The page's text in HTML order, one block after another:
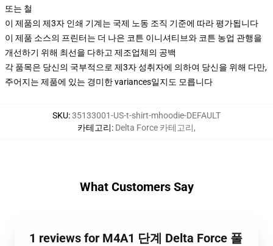
또는 철
이 제품의 제3자 인쇄 기계는 국제 노동 조직 기준에 따라 평가됩니다
이 제품 소스의 프린터는 더 나은 코튼 이니셔티브와 코튼 농업 관행을
개선하기 위해 최선을 다하고 제조업체의 공백
각 품목은 당신의 국부적으로 제3자 성취자에 의하여 당신을 위해 다만,
주어지는 제품에 있는 경미한 variances일지도 모릅니다
SKU:35133001-US-t-shirt-mhoodie-DEFAULT
카테고리: Delta Force 카테고리,
What Customers Say
1 reviews for M4A1 단계 Delta Force 풀